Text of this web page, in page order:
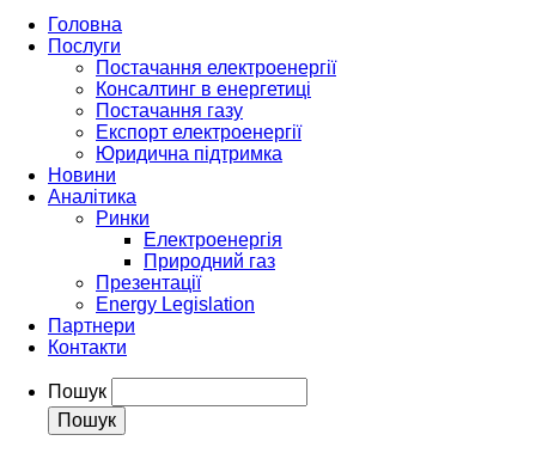
Головна
Послуги
Постачання електроенергії
Консалтинг в енергетиці
Постачання газу
Експорт електроенергії
Юридична підтримка
Новини
Аналітика
Ринки
Електроенергія
Природний газ
Презентації
Energy Legislation
Партнери
Контакти
Пошук